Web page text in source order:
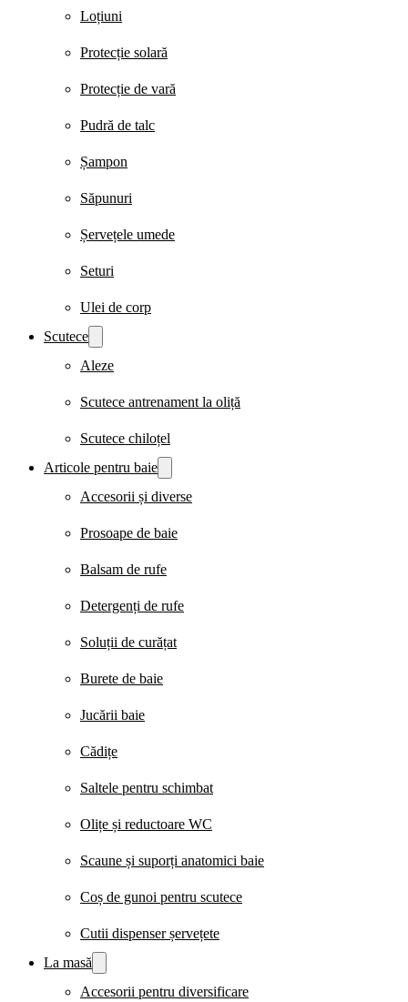
Loțiuni
Protecție solară
Protecție de vară
Pudră de talc
Șampon
Săpunuri
Șervețele umede
Seturi
Ulei de corp
Scutece
Aleze
Scutece antrenament la oliță
Scutece chiloțel
Articole pentru baie
Accesorii și diverse
Prosoape de baie
Balsam de rufe
Detergenți de rufe
Soluții de curățat
Burete de baie
Jucării baie
Cădițe
Saltele pentru schimbat
Olițe și reductoare WC
Scaune și suporți anatomici baie
Coș de gunoi pentru scutece
Cutii dispenser șervețete
La masă
Accesorii pentru diversificare